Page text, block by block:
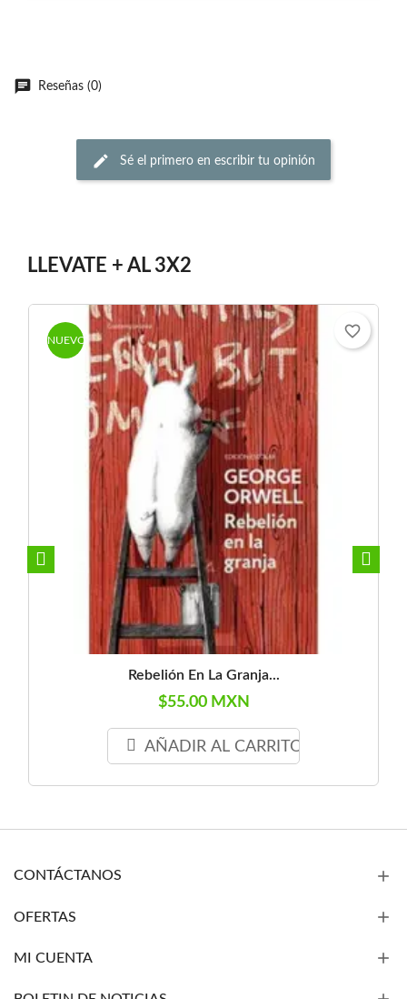
Reseñas (0)
Sé el primero en escribir tu opinión
LLEVATE + AL 3X2
Rebelión En La Granja...
$55.00 MXN
AÑADIR AL CARRITO
NUEVO favorite_border
CONTÁCTANOS
OFERTAS
MI CUENTA